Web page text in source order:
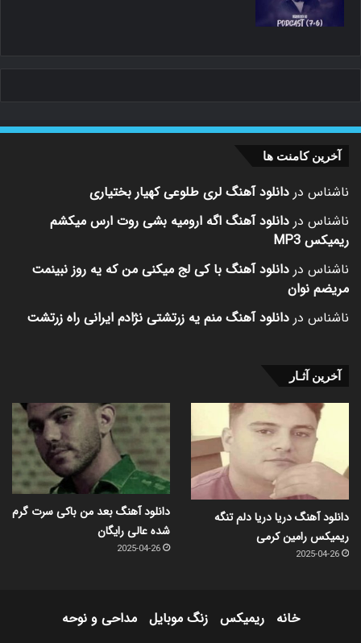
آخرین کامنت ها
ناشناس در دانلود آهنگ لری طلوعی کهیار بختیاری
ناشناس در دانلود آهنگ اگه ارومیه بشی روت ارس میکشم
ریمیکس MP3
ناشناس در دانلود آهنگ با کی لج میکنی من که یه روز نبینمت
مریضم نوان
ناشناس در دانلود آهنگ منم یه زرتشتی نژادم ایرانی راه زرتشت
آخرین آثـار
دانلود آهنگ دریا دریا دلم تنگه
ریمیکس رامین کرمی
2025-04-26
دانلود آهنگ بعد من باکی سرت گرم
شده عالی رایگان
2025-04-26
خانه ریمیکس زنگ موبایل مداحی و نوحه